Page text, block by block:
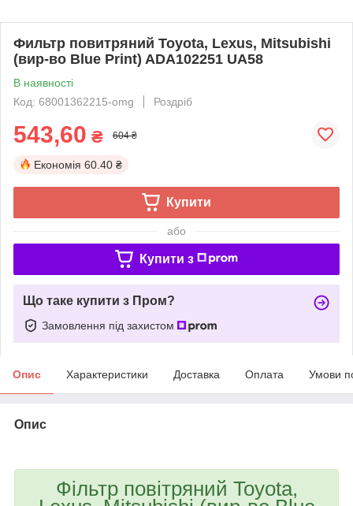
Фильтр повитряний Toyota, Lexus, Mitsubishi
(вир-во Blue Print) ADA102251 UA58
В наявності
Код: 68001362215-omg
Роздріб
543,60 ₴ 604 ₴
Економія 60.40 ₴
Купити
або
Купити з
Що таке купити з Пром?
Замовлення під захистом
Опис Характеристики Доставка Оплата Умови
Опис
Фільтр повітряний Toyota,